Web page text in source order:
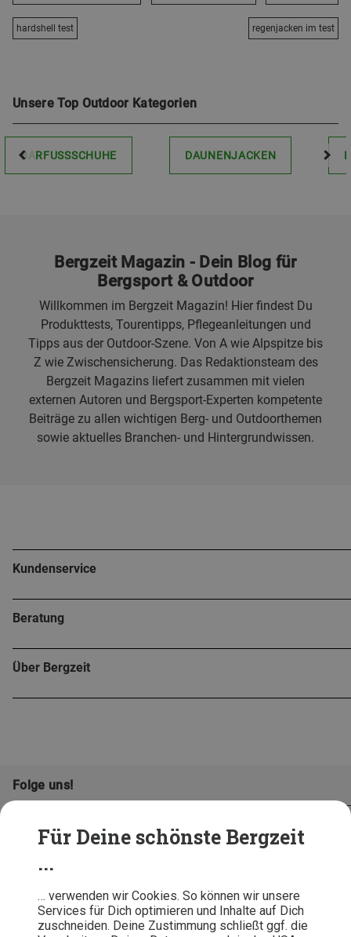
Für Deine schönste Bergzeit
...
… verwenden wir Cookies. So können wir unsere
Services für Dich optimieren und Inhalte auf Dich
zuschneiden. Deine Zustimmung schließt ggf. die
hardshell test regenjacken im test
Unsere Top Outdoor Kategorien
BARFUSSSCHUHE DAUNENJACKEN
Bergzeit Magazin - Dein Blog für
Bergsport & Outdoor
Willkommen im Bergzeit Magazin! Hier findest Du
Produkttests, Tourentipps, Pflegeanleitungen und
Tipps aus der Outdoor-Szene. Von A wie Alpspitze bis
Z wie Zwischensicherung. Das Redaktionsteam des
Bergzeit Magazins liefert zusammen mit vielen
externen Autoren und Bergsport-Experten kompetente
Beiträge zu allen wichtigen Berg- und Outdoorthemen
sowie aktuelles Branchen- und Hintergrundwissen.
Kundenservice
Beratung
Über Bergzeit
Folge uns!